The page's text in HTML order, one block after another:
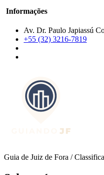
Informações
Av. Dr. Paulo Japiassú
+55 (32) 3216-7819
Guia de Juiz de Fora /